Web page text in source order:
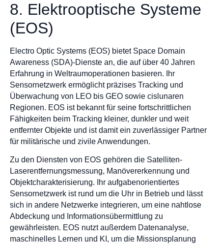
8. Elektrooptische Systeme
(EOS)
Electro Optic Systems (EOS) bietet Space Domain
Awareness (SDA)-Dienste an, die auf über 40 Jahren
Erfahrung in Weltraumoperationen basieren. Ihr
Sensornetzwerk ermöglicht präzises Tracking und
Überwachung von LEO bis GEO sowie cislunaren
Regionen. EOS ist bekannt für seine fortschrittlichen
Fähigkeiten beim Tracking kleiner, dunkler und weit
entfernter Objekte und ist damit ein zuverlässiger Partner
für militärische und zivile Anwendungen.
Zu den Diensten von EOS gehören die Satelliten-
Laserentfernungsmessung, Manövererkennung und
Objektcharakterisierung. Ihr aufgabenorientiertes
Sensornetzwerk ist rund um die Uhr in Betrieb und lässt
sich in andere Netzwerke integrieren, um eine nahtlose
Abdeckung und Informationsübermittlung zu
gewährleisten. EOS nutzt außerdem Datenanalyse,
maschinelles Lernen und KI, um die Missionsplanung